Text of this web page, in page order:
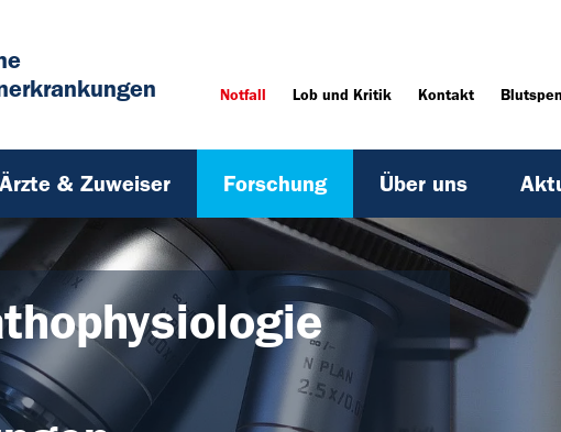
Notfall Lob und Kritik Kontakt
Ärzte & Zuweiser Forschung Über uns